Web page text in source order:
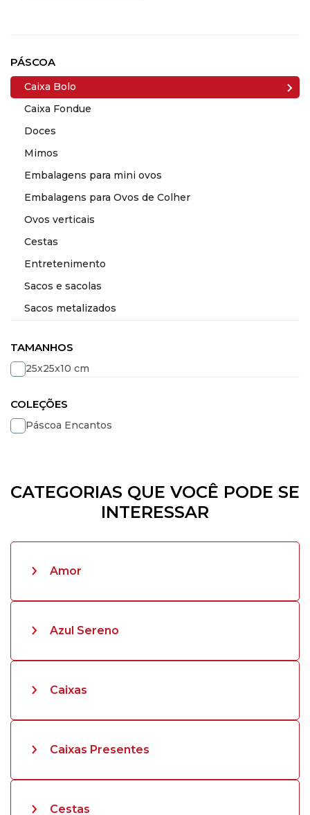
PÁSCOA
Caixa Bolo
Caixa Fondue
Doces
Mimos
Embalagens para mini ovos
Embalagens para Ovos de Colher
Ovos verticais
Cestas
Entretenimento
Sacos e sacolas
Sacos metalizados
TAMANHOS
25x25x10 cm
COLEÇÕES
Páscoa Encantos
CATEGORIAS QUE VOCÊ PODE SE
INTERESSAR
Amor
Azul Sereno
Caixas
Caixas Presentes
Cestas